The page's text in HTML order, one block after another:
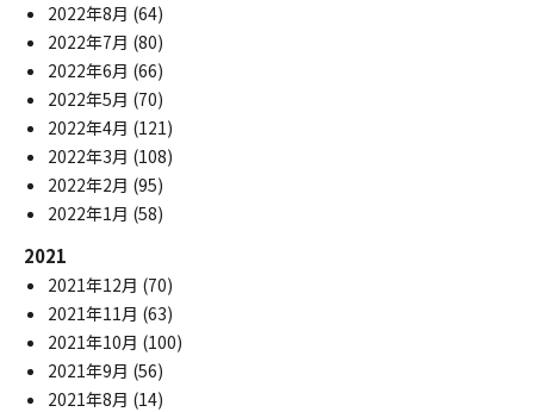
2022年8月 (64)
2022年7月 (80)
2022年6月 (66)
2022年5月 (70)
2022年4月 (121)
2022年3月 (108)
2022年2月 (95)
2022年1月 (58)
2021
2021年12月 (70)
2021年11月 (63)
2021年10月 (100)
2021年9月 (56)
2021年8月 (14)